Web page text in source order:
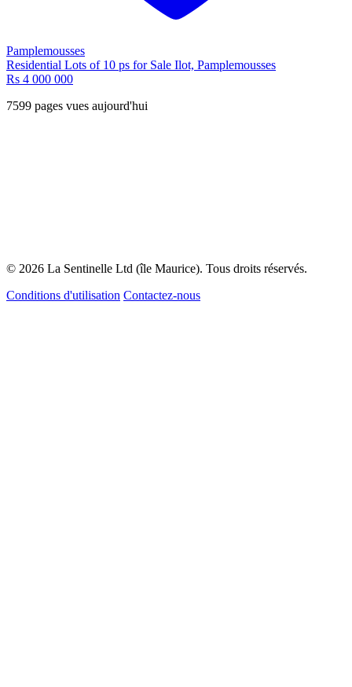
Pamplemousses
Residential Lots of 10 ps for Sale Ilot, Pamplemousses
Rs 4 000 000
7599 pages vues aujourd'hui
© 2026 La Sentinelle Ltd (île Maurice). Tous droits réservés.
Conditions d'utilisation Contactez-nous